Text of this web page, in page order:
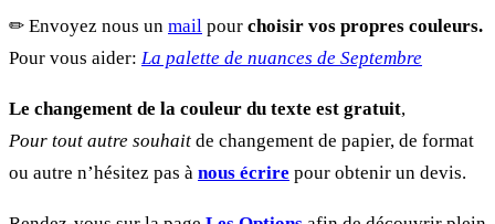
320.00 €
✏︎ Envoyez nous un mail pour choisir vos propres couleurs.
Pour vous aider: La palette de nuances de Septembre
Le changement de la couleur du texte est gratuit,
Pour tout autre souhait de changement de papier, de format
ou autre n’hésitez pas à nous écrire pour obtenir un devis.